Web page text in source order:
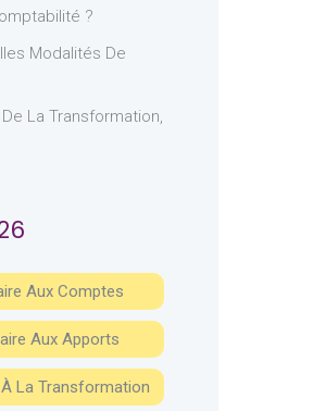
?
Modalités De
La Transformation,
Aux Comptes
Aux Apports
La Transformation